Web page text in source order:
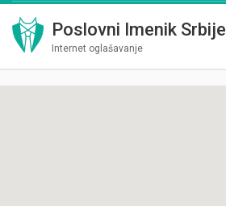
Poslovni Imenik Srbije
Internet oglašavanje